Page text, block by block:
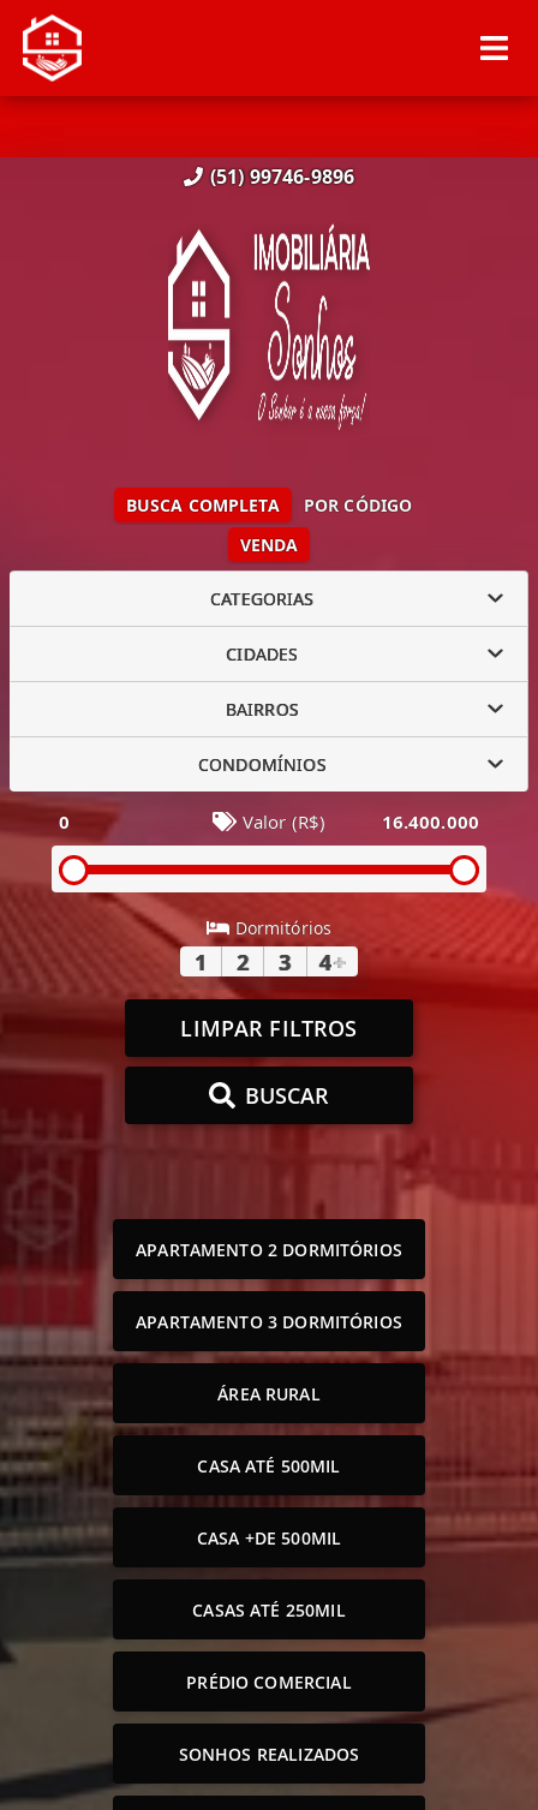
(51) 99746-9896
VENDA
BUSCA COMPLETA POR CÓDIGO
CATEGORIAS
CIDADES
BAIRROS
CONDOMÍNIOS
0 Valor (R$) 16.400.000
Dormitórios
1 2 3 4+
LIMPAR FILTROS
BUSCAR
APARTAMENTO 2 DORMITÓRIOS
APARTAMENTO 3 DORMITÓRIOS
ÁREA RURAL
CASA ATÉ 500MIL
CASA +DE 500MIL
CASAS ATÉ 250MIL
PRÉDIO COMERCIAL
SONHOS REALIZADOS